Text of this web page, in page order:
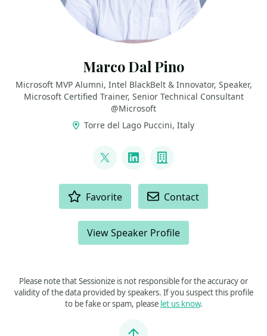
Marco Dal Pino
Microsoft MVP Alumni, Intel BlackBelt & Innovator, Speaker,
Microsoft Certified Trainer, Senior Technical Consultant
@Microsoft
Torre del Lago Puccini, Italy
@marcodalpino
LinkedInCompany
Favorite Contact
View Speaker Profile
Please note that Sessionize is not responsible for the accuracy or
validity of the data provided by speakers. If you suspect this profile
to be fake or spam, please let us know.